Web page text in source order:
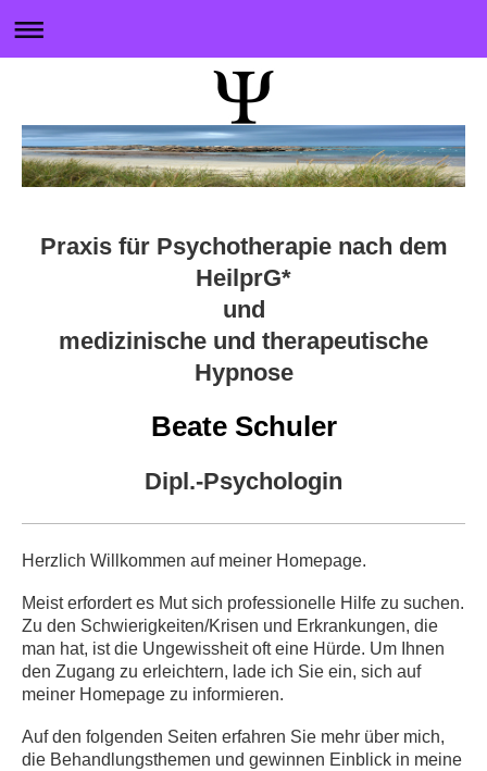
Praxis für Psychotherapie nach dem
HeilprG*
und
medizinische und therapeutische
Hypnose
Beate Schuler
Dipl.-Psychologin
Herzlich Willkommen auf meiner Homepage.
Meist erfordert es Mut sich professionelle Hilfe zu suchen.
Zu den Schwierigkeiten/Krisen und Erkrankungen, die
man hat, ist die Ungewissheit oft eine Hürde. Um Ihnen
den Zugang zu erleichtern, lade ich Sie ein, sich auf
meiner Homepage zu informieren.
Auf den folgenden Seiten erfahren Sie mehr über mich,
die Behandlungsthemen und gewinnen Einblick in meine